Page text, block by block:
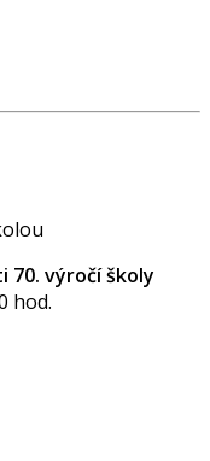
výročí školy
hod.